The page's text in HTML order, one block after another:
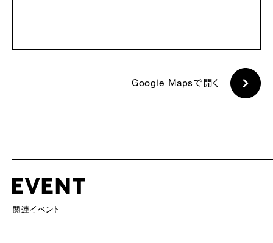
Google Mapsで開く